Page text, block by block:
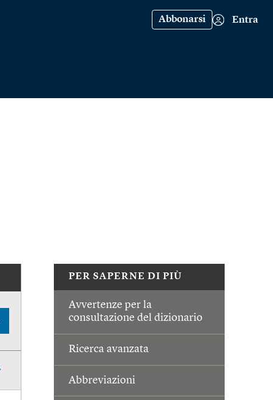
Abbonarsi Entra
PER SAPERNE DI PIÙ
Avvertenze per la
consultazione del dizionario
Ricerca avanzata
Abbreviazioni